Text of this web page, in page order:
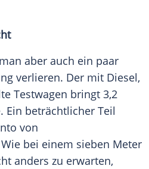
aber auch ein paar
verlieren. Der mit Diesel,
Testwagen bringt 3,2
. Ein beträchtlicher Teil
von
bei einem sieben Meter
anders zu erwarten,